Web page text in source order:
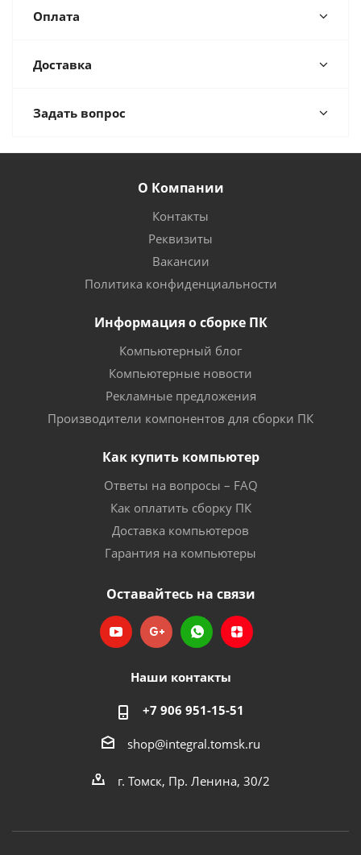
Оплата
Доставка
Задать вопрос
О Компании
Контакты
Реквизиты
Вакансии
Политика конфиденциальности
Информация о сборке ПК
Компьютерный блог
Компьютерные новости
Рекламные предложения
Производители компонентов для сборки ПК
Как купить компьютер
Ответы на вопросы – FAQ
Как оплатить сборку ПК
Доставка компьютеров
Гарантия на компьютеры
Оставайтесь на связи
Наши контакты
+7 906 951-15-51
shop@integral.tomsk.ru
г. Томск, Пр. Ленина, 30/2